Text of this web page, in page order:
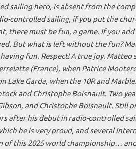
sailing hero, is absent from the
controlled sailing, if you put the
there must be fun, a game. If you
But what is left without the fun?
fun. Respect! A true joy.
(France), when Patrice
Garda, when the 10R and
and Christophe Boisnault. Two
and Christophe Boisnault. Still
after his debut in radio-controlled
he is very proud, and several
this 2025 world championship…